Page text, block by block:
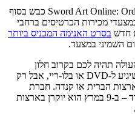
מעניין לעניין באותו נושא, Sword Art Online: Ordinal Scale כבש בסוף
מכירות הכרטיסים ברחבי
בסרט האנימה המכניס ביותר
השמיני במצעד.
תהיה לכם בקרוב חלון
הזדמנויות צר לצפות בו מבלי לחכות שיגיע ל-DVD או בלו-ריי, אבל רק
הברית או קנדה. חברת
Aniplex תפיץ אותו באופן מוגבל מאוד – ב-9 במרץ הוא יוקרן בארצות